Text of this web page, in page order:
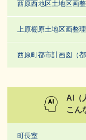
西原西地区土地区画
上原棚原土地区画整
西原町都市計画図（都
AI（
こん
町長室